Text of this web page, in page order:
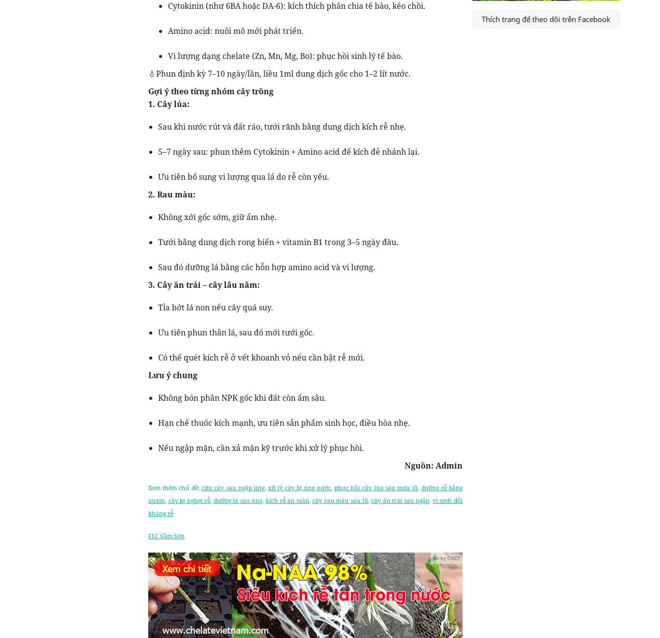
Cytokinin (như 6BA hoặc DA-6): kích thích phân chia tế bào, kéo chồi.
Amino acid: nuôi mô mới phát triển.
Vi lượng dạng chelate (Zn, Mn, Mg, Bo): phục hồi sinh lý tế bào.
💧Phun định kỳ 7–10 ngày/lần, liều 1ml dung dịch gốc cho 1–2 lít nước.
Gợi ý theo từng nhóm cây trồng
1. Cây lúa:
Sau khi nước rút và đất ráo, tưới rãnh bằng dung dịch kích rễ nhẹ.
5–7 ngày sau: phun thêm Cytokinin + Amino acid để kích đẻ nhánh lại.
Ưu tiên bổ sung vi lượng qua lá do rễ còn yếu.
2. Rau màu:
Không xới gốc sớm, giữ ẩm nhẹ.
Tưới bằng dung dịch rong biển + vitamin B1 trong 3–5 ngày đầu.
Sau đó dưỡng lá bằng các hỗn hợp amino acid và vi lượng.
3. Cây ăn trái – cây lâu năm:
Tỉa bớt lá non nếu cây quá suy.
Ưu tiên phun thân lá, sau đó mới tưới gốc.
Có thể quét kích rễ ở vết khoanh vỏ nếu cần bật rễ mới.
Lưu ý chung
Không bón phân NPK gốc khi đất còn ẩm sâu.
Hạn chế thuốc kích mạnh, ưu tiên sản phẩm sinh học, điều hòa nhẹ.
Nếu ngập mặn, cần xả mặn kỹ trước khi xử lý phục hồi.
Nguồn: Admin
Xem thêm chủ đề:cứu cây sau ngập úng, xử lý cây bị úng nước,phục hồi cây lúa sau mưa lũ, dưỡng rễ bằng
auxin, cây bị nghẹt rễ, dưỡng lá sau úng,kích rễ an toàn,cây rau màu sau lũ,cây ăn trái sau ngập, vi sinh đối
kháng rễ
FLC Sầm Sơn
Ad by CNCT
Thích trang để theo dõi trên Facebook